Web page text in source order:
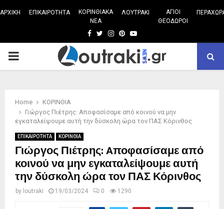
ΑΡΧΙΚΗ ΕΠΙΚΑΙΡΟΤΗΤΑ
ΚΟΡΙΝΘΙΑΚΑ
ΝΕΑ
ΛΟΥΤΡΑΚΙ
ΑΓΙΟΙ
ΘΕΟΔΩΡΟΙ
Facebook
TwitterInstagram
Pinterest
Youtube
PRIMARY
Home
ΚΟΡΙΝΘΙΑ
Γιώργος Πιέτρης: Aποφασίσαμε από κοινού να μην
εγκαταλείψουμε αυτή την δύσκολη ώρα τον ΠΑΣ Κόρινθος
ΕΠΙΚΑΙΡΟΤΗΤΑ ΚΟΡΙΝΘΙΑ
Γιώργος Πιέτρης: Aποφασίσαμε από
κοινού να μην εγκαταλείψουμε αυτή
την δύσκολη ώρα τον ΠΑΣ Κόρινθος
by loutraki 19/03/2024 0 1290